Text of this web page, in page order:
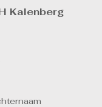
Kalenberg